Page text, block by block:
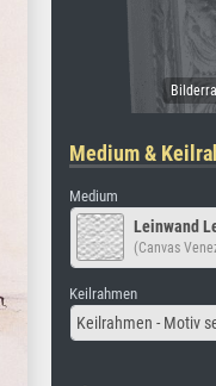
Medium &
Medium
Leinwand
(Canvas
Keilrahmen
Keilrahmen - Motiv